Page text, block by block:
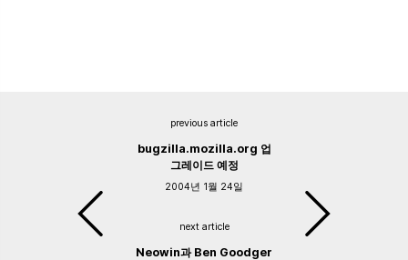
previous article
bugzilla.mozilla.org 업
그레이드 예정
2004년 1월 24일
next article
Neowin과 Ben Goodger